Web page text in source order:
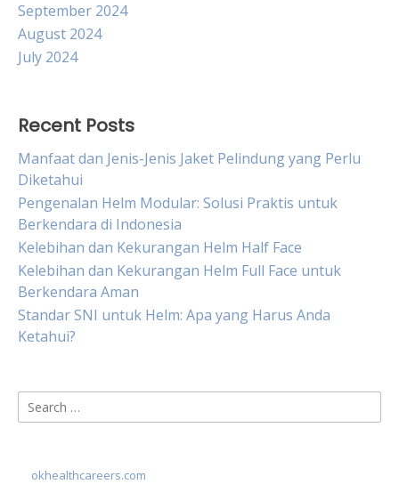
September 2024
August 2024
July 2024
Recent Posts
Manfaat dan Jenis-Jenis Jaket Pelindung yang Perlu
Diketahui
Pengenalan Helm Modular: Solusi Praktis untuk
Berkendara di Indonesia
Kelebihan dan Kekurangan Helm Half Face
Kelebihan dan Kekurangan Helm Full Face untuk
Berkendara Aman
Standar SNI untuk Helm: Apa yang Harus Anda
Ketahui?
Search
for:
okhealthcareers.com